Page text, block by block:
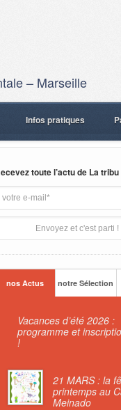
– Marseille
Infos pratiques
toute l’actu de La
nos Actus notre Sélection
Vacances d’été 2026 :
programme et
!
21 MARS : la
printemps au
Meinado